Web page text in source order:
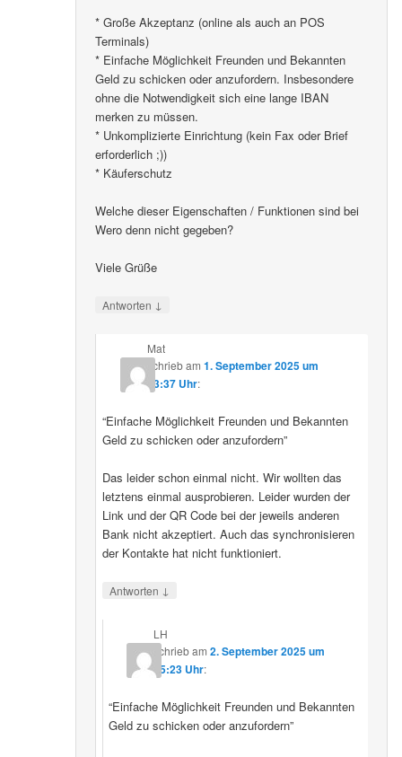
* Große Akzeptanz (online als auch an POS
Terminals)
* Einfache Möglichkeit Freunden und Bekannten
Geld zu schicken oder anzufordern. Insbesondere
ohne die Notwendigkeit sich eine lange IBAN
merken zu müssen.
* Unkomplizierte Einrichtung (kein Fax oder Brief
erforderlich ;))
* Käuferschutz
Welche dieser Eigenschaften / Funktionen sind bei
Wero denn nicht gegeben?
Viele Grüße
Antworten ↓
Mat
schriebam 1. September 2025 um
23:37 Uhr:
“Einfache Möglichkeit Freunden und Bekannten
Geld zu schicken oder anzufordern”
Das leider schon einmal nicht. Wir wollten das
letztens einmal ausprobieren. Leider wurden der
Link und der QR Code bei der jeweils anderen
Bank nicht akzeptiert. Auch das synchronisieren
der Kontakte hat nicht funktioniert.
Antworten ↓
LH
schriebam2. September 2025 um
15:23 Uhr:
“Einfache Möglichkeit Freunden und Bekannten
Geld zu schicken oder anzufordern”